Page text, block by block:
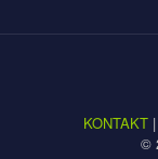
KONTAKT|
©